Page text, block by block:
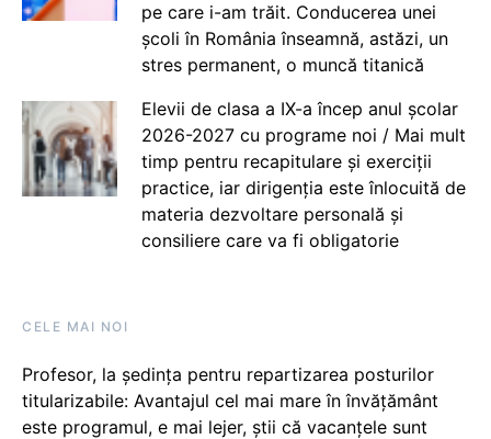
pe care i-am trăit. Conducerea unei
școli în România înseamnă, astăzi, un
stres permanent, o muncă titanică
Elevii de clasa a IX-a încep anul școlar
2026-2027 cu programe noi / Mai mult
timp pentru recapitulare și exerciții
practice, iar dirigenția este înlocuită de
materia dezvoltare personală și
consiliere care va fi obligatorie
CELE MAI NOI
Profesor, la ședința pentru repartizarea posturilor
titularizabile: Avantajul cel mai mare în învățământ
este programul, e mai lejer, știi că vacanțele sunt